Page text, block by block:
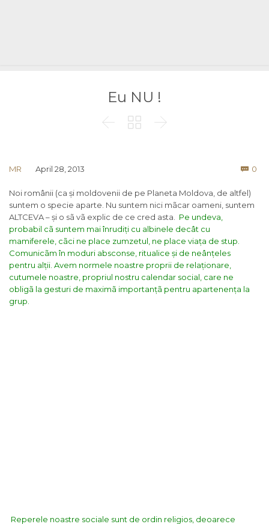
Eu NU !
  
MR April 28, 2013  0
Noi românii (ca și moldovenii de pe Planeta Moldova, de altfel)
suntem o specie aparte. Nu suntem nici mãcar oameni, suntem
ALTCEVA – și o sã vã explic de ce cred asta.
Pe undeva,
probabil cã suntem mai înrudiți cu albinele decât cu
mamiferele, cãci ne place zumzetul, ne place viața de stup.
Comunicãm în moduri absconse, ritualice și de neânțeles
pentru alții. Avem normele noastre proprii de relaționare,
cutumele noastre, propriul nostru calendar social, care ne
obligã la gesturi de maximã importanțã pentru apartenența la
grup.
Reperele noastre sociale sunt de ordin religios, deoarece